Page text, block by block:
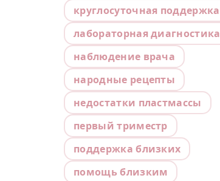
круглосуточная поддержка
лабораторная диагностика
наблюдение врача
народные рецепты
недостатки пластмассы
первый триместр
поддержка близких
помощь близким